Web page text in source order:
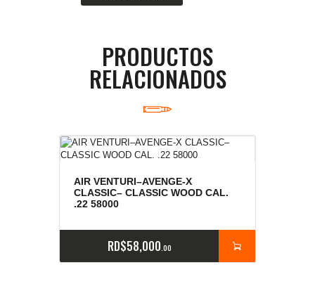
PRODUCTOS
RELACIONADOS
AIR VENTURI–AVENGE-X
CLASSIC– CLASSIC WOOD CAL.
.22 58000
RD$58,000 00